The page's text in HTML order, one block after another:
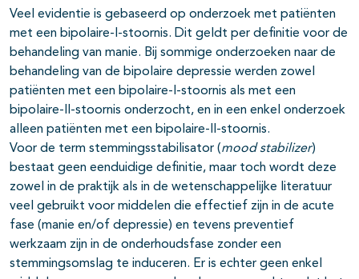
Veel evidentie is gebaseerd op onderzoek met patiënten
met een bipolaire-I-stoornis. Dit geldt per definitie voor de
behandeling van manie. Bij sommige onderzoeken naar de
behandeling van de bipolaire depressie werden zowel
patiënten met een bipolaire-I-stoornis als met een
bipolaire-II-stoornis onderzocht, en in een enkel onderzoek
alleen patiënten met een bipolaire-II-stoornis.
Voor de term stemmingsstabilisator (mood stabilizer)
bestaat geen eenduidige definitie, maar toch wordt deze
zowel in de praktijk als in de wetenschappelijke literatuur
veel gebruikt voor middelen die effectief zijn in de acute
fase (manie en/of depressie) en tevens preventief
werkzaam zijn in de onderhoudsfase zonder een
stemmingsomslag te induceren. Er is echter geen enkel